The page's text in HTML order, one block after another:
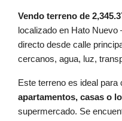
Vendo terreno de
localizado en Hato
directo desde calle
cercanos, agua, luz,
Este terreno es ideal
apartamentos, casas o
supermercado. Se